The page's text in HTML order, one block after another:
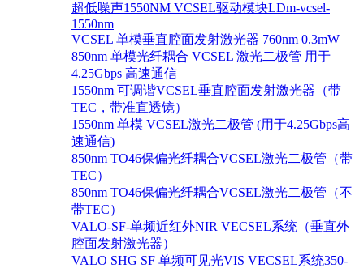
超低噪声1550NM VCSEL驱动模块LDm-vcsel-
1550nm
VCSEL 单模垂直腔面发射激光器 760nm 0.3mW
850nm 单模光纤耦合 VCSEL 激光二极管 用于
4.25Gbps 高速通信
1550nm 可调谐VCSEL垂直腔面发射激光器（带
TEC，带准直透镜）
1550nm 单模 VCSEL激光二极管 (用于4.25Gbps高
速通信)
850nm TO46保偏光纤耦合VCSEL激光二极管（带
TEC）
850nm TO46保偏光纤耦合VCSEL激光二极管（不
带TEC）
VALO-SF-单频近红外NIR VECSEL系统（垂直外
腔面发射激光器）
VALO SHG SF 单频可见光VIS VECSEL系统350-